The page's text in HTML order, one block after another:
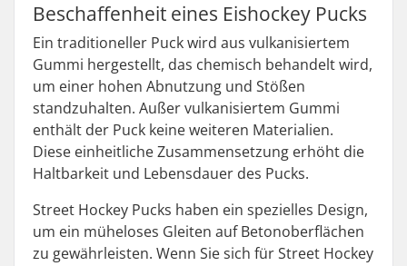
Beschaffenheit eines Eishockey Pucks
Ein traditioneller Puck wird aus vulkanisiertem
Gummi hergestellt, das chemisch behandelt wird,
um einer hohen Abnutzung und Stößen
standzuhalten. Außer vulkanisiertem Gummi
enthält der Puck keine weiteren Materialien.
Diese einheitliche Zusammensetzung erhöht die
Haltbarkeit und Lebensdauer des Pucks.
Street Hockey Pucks haben ein spezielles Design,
um ein müheloses Gleiten auf Betonoberflächen
zu gewährleisten. Wenn Sie sich für Street Hockey